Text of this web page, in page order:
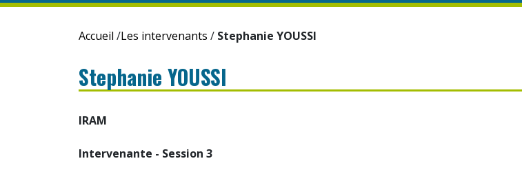
Accueil /Les intervenants / Stephanie YOUSSI
Stephanie YOUSSI
IRAM
Intervenante - Session 3